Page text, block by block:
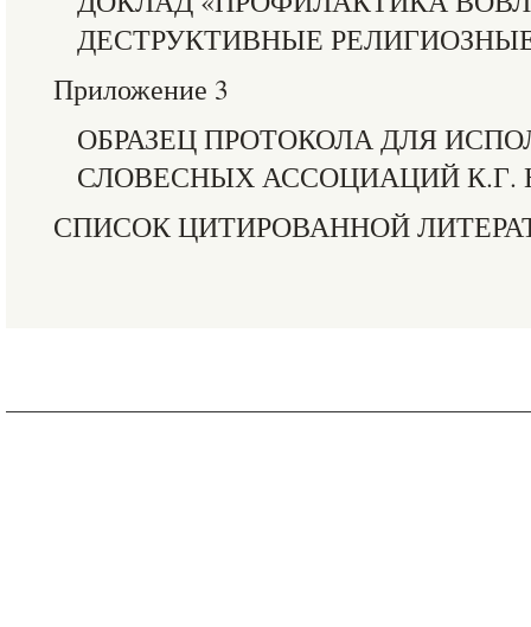
ДЕСТРУКТИВНЫЕ
Приложение 3
ОБРАЗЕЦ ПРОТОКОЛА ДЛЯ
СЛОВЕСНЫХ АССОЦИАЦИЙ К.Г.
СПИСОК ЦИТИРОВАННОЙ